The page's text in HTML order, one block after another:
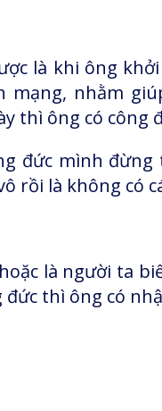
là khi ông
mạng, nhằm
thì ông có công
đức mình
rồi là không có
là người ta
thì ông có